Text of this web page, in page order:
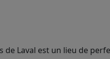
de Laval est un lieu de